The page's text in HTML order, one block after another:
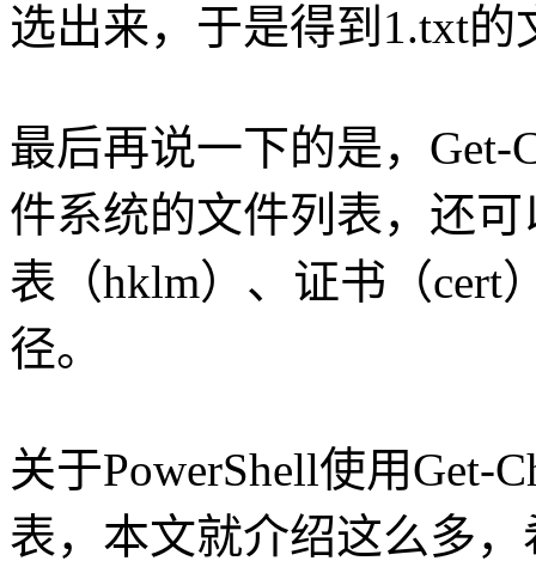
选出来，于是得到1.txt的
最后再说一下的是，
件系统的文件列表，还
表（hklm）、证书（cert
径。
关于PowerShell使用Get-
表，本文就介绍这么多